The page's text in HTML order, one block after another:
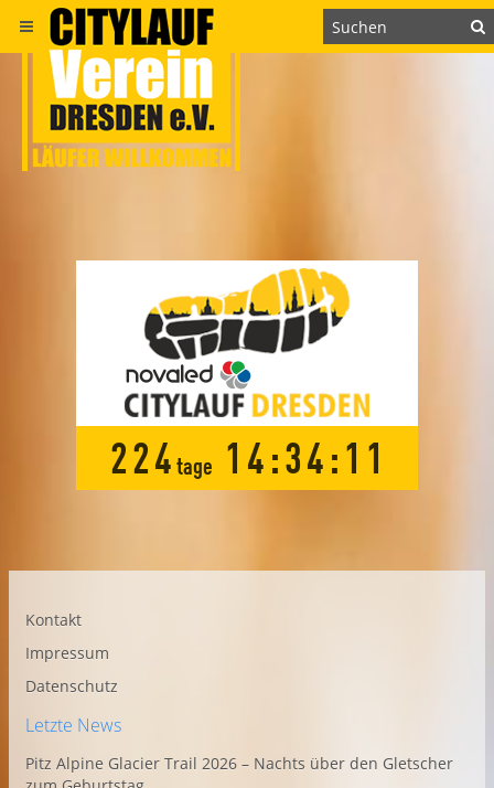
224 tage 1 4 :34 : 1 0
Kontakt
Impressum
Datenschutz
Letzte News
Pitz Alpine Glacier Trail 2026 – Nachts über den Gletscher